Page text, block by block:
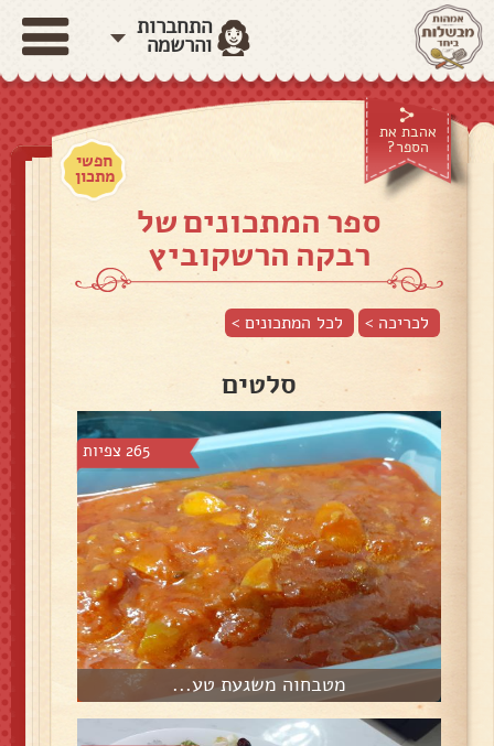
התחברות
והרשמה
אהבת את
הספר?
חפשי
מתכון
ספר המתכונים של
רבקה הרשקוביץ
לכריכה > לכל המתכונים >
סלטים
265 צפיות
מטבחוה משגעת טע...